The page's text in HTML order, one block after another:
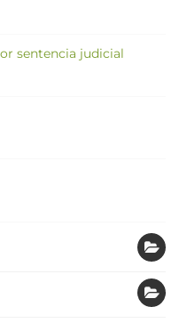
sentencia judicial